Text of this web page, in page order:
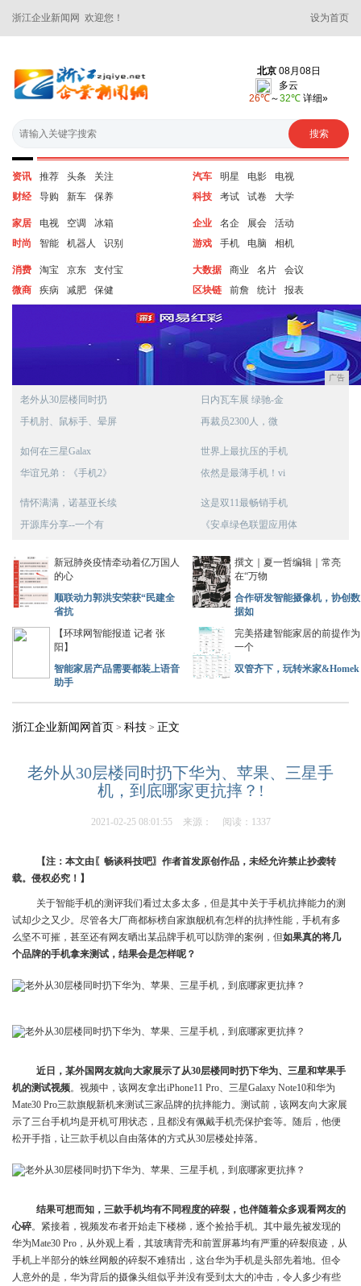
浙江企业新闻网 欢迎您！ 设为首页
资讯 推荐 头条
关注
财经
导购 新车 保养
汽车 明星 电影
电视
科技
考试 试卷 大学
家居 电视 空调
冰箱
时尚
智能 机器人 识别
企业 名企 展会
活动
游戏
手机 电脑 相机
消费 淘宝 京东
支付宝
微商
疾病 减肥 保健
大数据 商业 名片
会议
区块链
前詹 统计 报表
广告
老外从30层楼同时扔
手机肘、鼠标手、晕屏
日内瓦车展 绿驰-金
再裁员2300人，微
如何在三星Galax
华谊兄弟：《手机2》
世界上最抗压的手机
依然是最薄手机！vi
情怀满满，诺基亚长续
开源库分享--一个有
这是双11最畅销手机
《安卓绿色联盟应用体
新冠肺炎疫情牵动着亿万国人
的心
顺联动力郭洪安荣获“民建全
省抗
撰文｜夏一哲编辑｜常亮
在“万物
合作研发智能摄像机，协创数
据如
【环球网智能报道 记者 张
阳】
智能家居产品需要都装上语音
助手
完美搭建智能家居的前提作为
一个
双管齐下，玩转米家&Homek
浙江企业新闻网首页 > 科技 > 正文
老外从30层楼同时扔下华为、苹果、三星手
机，到底哪家更抗摔？!
2021-02-25 08:01:55 来源： 阅读：1337
【注：本文由〖畅谈科技吧〗作者首发原创作品，未经允许禁止抄袭转
载。侵权必究！】
关于智能手机的测评我们看过太多太多，但是其中关于手机抗摔能力的测
试却少之又少。尽管各大厂商都标榜自家旗舰机有怎样的抗摔性能，手机有多
么坚不可摧，甚至还有网友晒出某品牌手机可以防弹的案例，但如果真的将几
个品牌的手机拿来测试，结果会是怎样呢？
近日，某外国网友就向大家展示了从30层楼同时扔下华为、三星和苹果手
机的测试视频。视频中，该网友拿出iPhone11 Pro、三星Galaxy Note10和华为
Mate30 Pro三款旗舰新机来测试三家品牌的抗摔能力。测试前，该网友向大家展
示了三台手机均是开机可用状态，且都没有佩戴手机壳保护套等。随后，他便
松开手指，让三款手机以自由落体的方式从30层楼处掉落。
结果可想而知，三款手机均有不同程度的碎裂，也伴随着众多观看网友的
心碎。紧接着，视频发布者开始走下楼梯，逐个捡拾手机。其中最先被发现的
华为Mate30 Pro，从外观上看，其玻璃背壳和前置屏幕均有严重的碎裂痕迹，从
手机上半部分的蛛丝网般的碎裂不难猜出，这台华为手机是头部先着地。但令
人意外的是，华为背后的摄像头组似乎并没有受到太大的冲击，令人多少有些